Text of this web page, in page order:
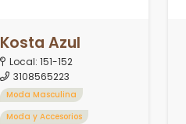
Kosta Azul
Local:151-152
3108565223
Moda Masculina
Moda y Accesorios